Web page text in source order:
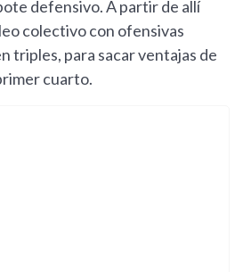
defensivo. A partir de allí
colectivo con ofensivas
triples, para sacar ventajas de
cuarto.